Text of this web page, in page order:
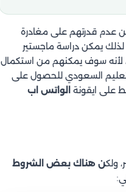
عدم قدرتهم على مغادرة
لذلك يمكن دراسة ماجستير
لأنه سوف يمكنهم من استكمال
السعودي للحصول على
على ايقونة
الواتس اب
ولكن هناك بعض الشروط